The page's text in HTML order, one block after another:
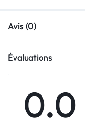
Avis (0)
Évaluations
0.0